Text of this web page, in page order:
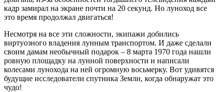
кадр замирал на экране почти на 20 секунд. Но луноход все
это время продолжал двигаться!
Несмотря на все эти сложности, экипажи добились
виртуозного владения лунным транспортом. И даже сделали
своим дамам необычный подарок – 8 марта 1970 года нашли
ровную площадку на лунной поверхности и написали
колесами лунохода на ней огромную восьмерку. Вот удивятся
будущие исследователи спутника Земли, когда обнаружат это
чудо!